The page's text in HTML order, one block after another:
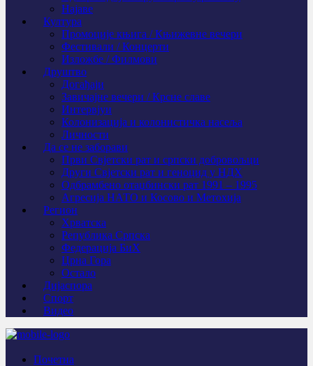
Најаве
Култура
Промоције књига / Књижевне вечери
Фестивали / Концерти
Изложбе / Филмови
Друштво
Догађаји
Завичајне вечери / Крсне славе
Интервјуи
Колонизација и колонистичка насеља
Личности
Да се не заборави
Први Свјeтски рат и српски добровољци
Други Свјетски рат и геноцид у НДХ
Одбрамбено отаџбински рат 1991 – 1995
Агресија НАТО и Косово и Метохија
Регион
Хрватска
Република Српска
Федерација БиХ
Црна Гора
Остало
Дијаспора
Спорт
Видео
Почетна